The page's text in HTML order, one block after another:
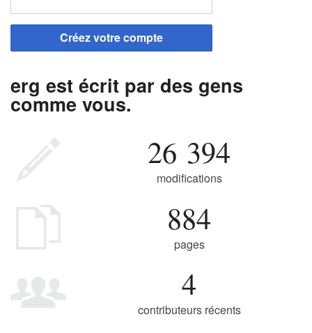
Créez votre compte
erg est écrit par des gens
comme vous.
26 394
modifications
884
pages
4
contributeurs récents